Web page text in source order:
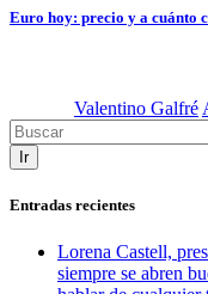
Euro hoy: precio y a cuánto
Valentino Galfré
Ir
Entradas recientes
Lorena Castell,
siempre se abren